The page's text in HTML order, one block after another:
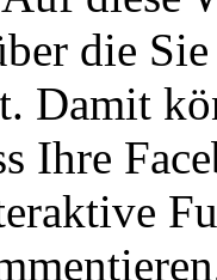
die
Damit
Ihre